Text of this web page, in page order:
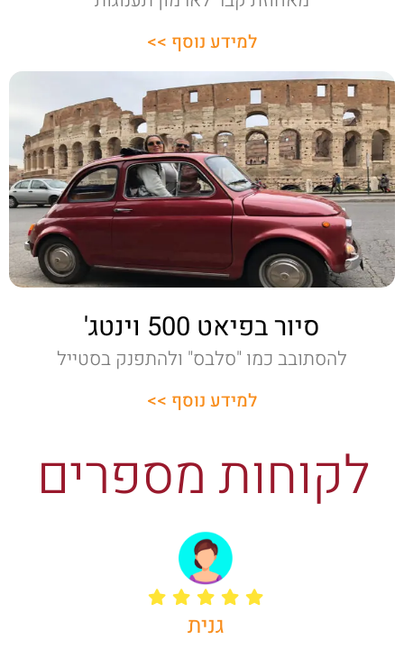
למידע נוסף >>
סיור בפיאט 500 וינטג'
להסתובב כמו "סלבס" ולהתפנק בסטייל
למידע נוסף >>
לקוחות מספרים
גנית